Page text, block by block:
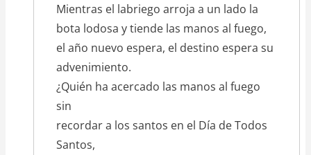
Mientras el labriego arroja a un lado la
bota lodosa y tiende las manos al fuego,
el año nuevo espera, el destino espera su
advenimiento.
¿Quién ha acercado las manos al fuego
sin
recordar a los santos en el Día de Todos
Santos,